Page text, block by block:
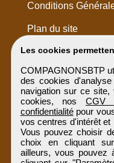
Les cookies
COMPAGNONSBTP
des cookies
navigation sur ce
cookies, nos CGV
confidentialitépour
vos centres d'intérêt
Vous pouvez choisir
choix en cliquant
ailleurs, vous pouvez
Conditions
Plan du site